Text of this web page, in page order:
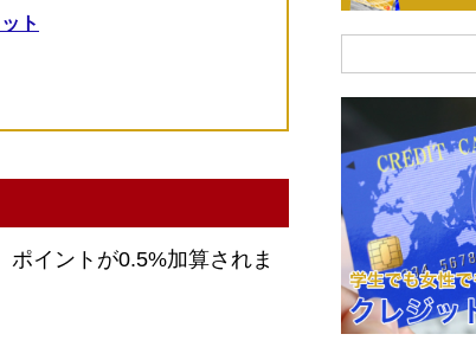
ト
イントが0.5%加算されま